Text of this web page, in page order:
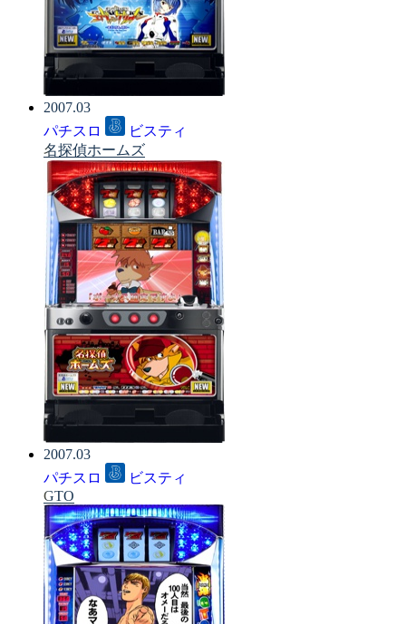
2007.03
パチスロ
ビスティ
名探偵ホームズ
2007.03
パチスロ
ビスティ
GTO